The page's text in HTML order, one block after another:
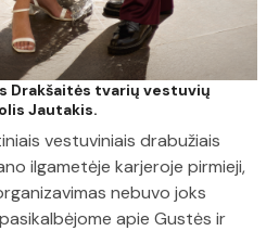
Drakšaitės tvarių vestuvių
Jautakis.
vestuviniais drabužiais
ilgametėje karjeroje pirmieji,
nebuvo joks
apie Gustės ir